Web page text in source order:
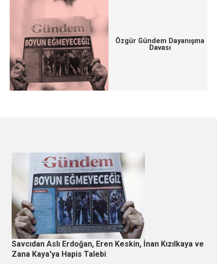
Özgür Gündem Dayanışma
Davası
Savcıdan Aslı Erdoğan, Eren Keskin, İnan Kızılkaya ve
Zana Kaya'ya Hapis Talebi